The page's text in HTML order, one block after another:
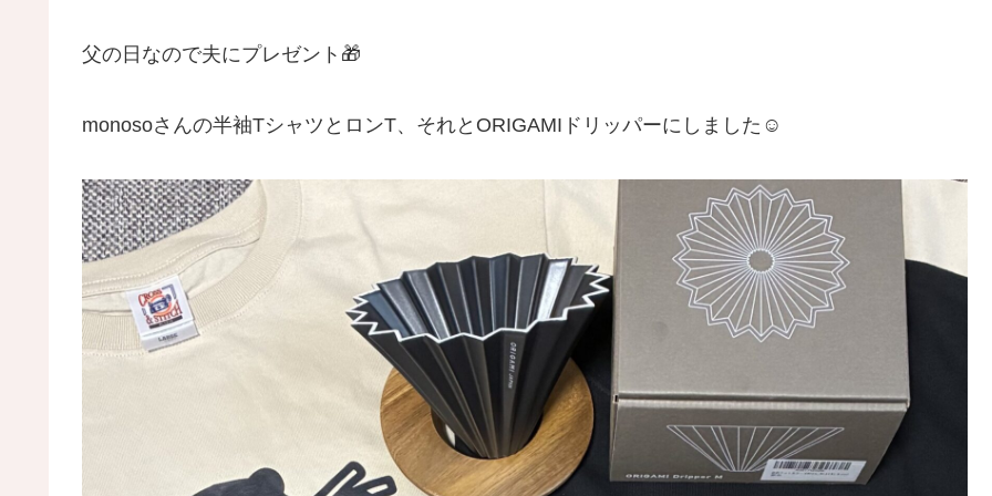
父の日なので夫にプレゼント🎁
monosoさんの半袖TシャツとロンT、それとORIGAMIドリッパーにしました☺️